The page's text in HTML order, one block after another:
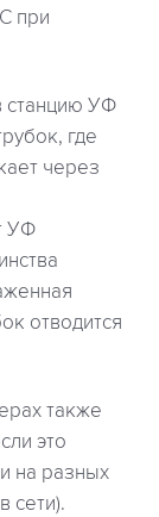
при
станцию УФ
где
через
УФ
отводится
также
это
на разных
сети).